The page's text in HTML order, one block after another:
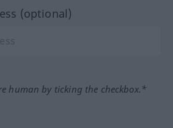
(optional)
human by ticking the checkbox.*